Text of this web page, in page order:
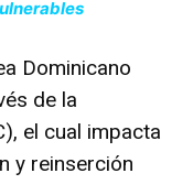
Dominicano
de la
el cual impacta
y reinserción